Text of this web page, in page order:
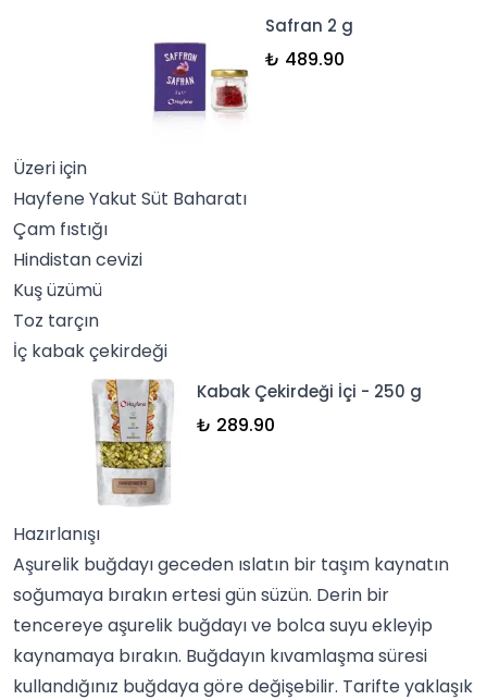
Safran 2 g
₺ 489.90
Üzeri için
HayfeneYakut Süt Baharatı
Çam fıstığı
Hindistan cevizi
Kuş üzümü
Toz tarçın
İç kabak çekirdeği
Kabak Çekirdeği İçi - 250 g
₺ 289.90
Hazırlanışı
Aşurelik buğdayı geceden ıslatın bir taşım kaynatın
soğumaya bırakın ertesi gün süzün. Derin bir
tencereye aşurelik buğdayı ve bolca suyu ekleyip
kaynamaya bırakın. Buğdayın kıvamlaşma süresi
kullandığınız buğdaya göre değişebilir. Tarifte yaklaşık